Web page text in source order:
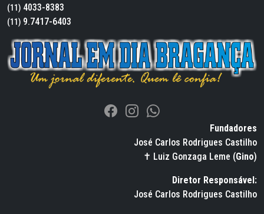
(11) 4033-8383
(11) 9.7417-6403
Fundadores
José Carlos Rodrigues Castilho
✝ Luiz Gonzaga Leme (Gino)
Diretor Responsável:
José Carlos Rodrigues Castilho